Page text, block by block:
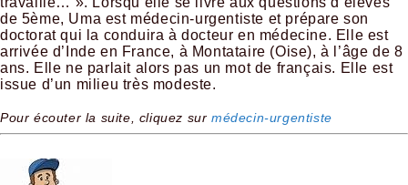
de 5ème, Uma est médecin-urgentiste et prépare son
doctorat qui la conduira à docteur en médecine. Elle est
arrivée d’Inde en France, à Montataire (Oise), à l’âge de 8
ans. Elle ne parlait alors pas un mot de français. Elle est
issue d’un milieu très modeste.
Pour écouter la suite, cliquez surmédecin-urgentiste